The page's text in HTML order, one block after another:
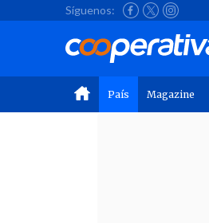
Síguenos:
País Magazine